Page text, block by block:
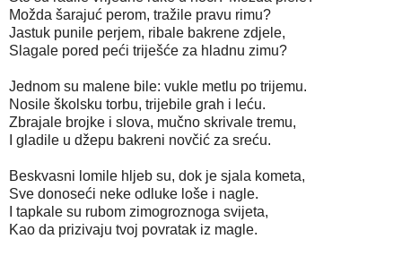
Možda šarajuć perom, tražile pravu rimu?
Jastuk punile perjem, ribale bakrene zdjele,
Slagale pored peći triješće za hladnu zimu?
Jednom su malene bile: vukle metlu po trijemu.
Nosile školsku torbu, trijebile grah i leću.
Zbrajale brojke i slova, mučno skrivale tremu,
I gladile u džepu bakreni novčić za sreću.
Beskvasni lomile hljeb su, dok je sjala kometa,
Sve donoseći neke odluke loše i nagle.
I tapkale su rubom zimogroznoga svijeta,
Kao da prizivaju tvoj povratak iz magle.